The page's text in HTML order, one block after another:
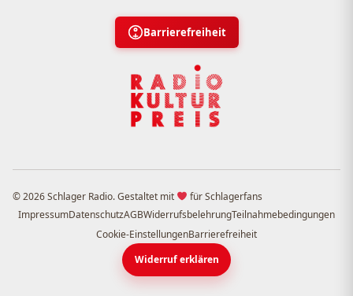
Barrierefreiheit
© 2026 Schlager Radio. Gestaltet mit
für Schlagerfans
ImpressumDatenschutzAGBWiderrufsbelehrungTeilnahmebedingungen
Cookie-EinstellungenBarrierefreiheit
Widerruf erklären